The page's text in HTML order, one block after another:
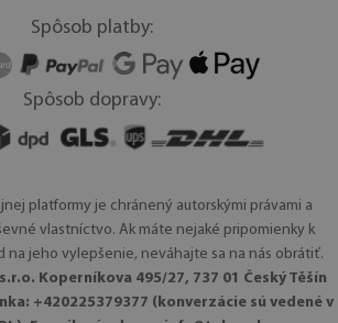
Spôsob platby:
Spôsob dopravy:
platformy je chránený autorskými právami a
vlastníctvo. Ak máte nejaké pripomienky k
na jeho vylepšenie, neváhajte sa na nás obrátiť.
Koperníkova 495/27, 737 01 Český Těšín
+420225379377 (konverzácie sú vedené v